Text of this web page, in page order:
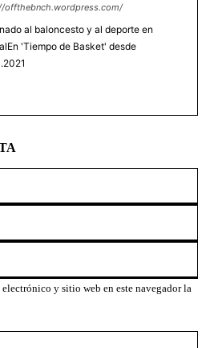
offthebnch.wordpress.com/
al baloncesto y al deporte en
'Tiempo de Basket' desde
y sitio web en este navegador la